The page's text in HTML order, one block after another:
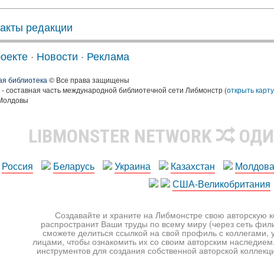
редакции
· Новости · Реклама
библиотека © Все права защищены
составная часть международной библиотечной сети Либмонстр (открыть карту
LIBMONSTER NETWORK
Россия Беларусь Украина Казахстан Молдова
США-Великобритания
Создавайте и храните на Либмонстре свою авторскую
распространит Ваши труды по всему миру (через сеть
сможете делиться ссылкой на свой профиль с
лицами, чтобы ознакомить их со своим авторским
инструментов для создания собственной авторской